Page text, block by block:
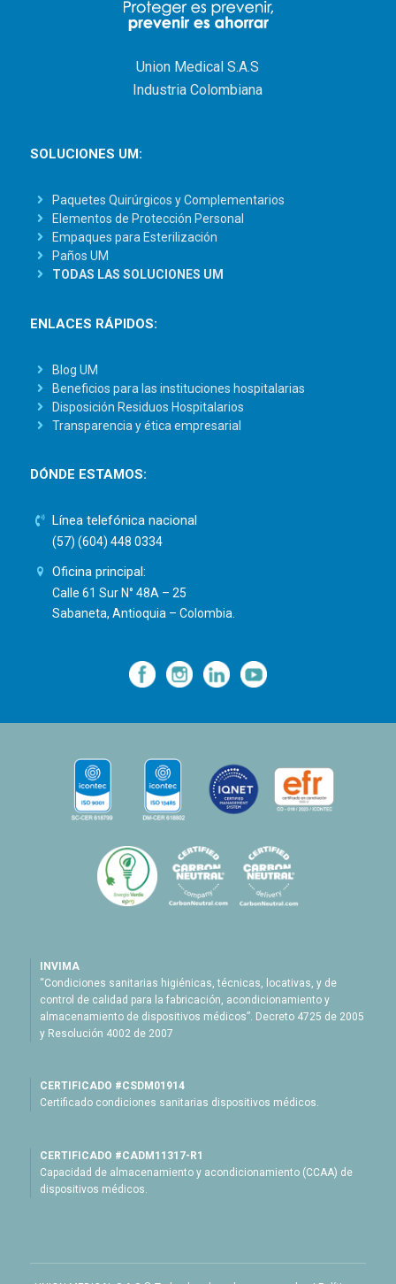
Union Medical S.A.S
Industria Colombiana
SOLUCIONES UM:
Paquetes Quirúrgicos y Complementarios
Elementos de Protección Personal
Empaques para Esterilización
Paños UM
TODAS LAS SOLUCIONES UM
ENLACES RÁPIDOS:
Blog UM
Beneficios para las instituciones hospitalarias
Disposición Residuos Hospitalarios
Transparencia y ética empresarial
DÓNDE ESTAMOS:
Línea telefónica nacional
(57) (604) 448 0334
Oficina principal:
Calle 61 Sur N° 48A – 25
Sabaneta, Antioquia – Colombia.
— — —
INVIMA
“Condiciones sanitarias higiénicas, técnicas, locativas, y de
control de calidad para la fabricación, acondicionamiento y
almacenamiento de dispositivos médicos”. Decreto 4725 de 2005
y Resolución 4002 de 2007
CERTIFICADO #CSDM01914
Certificado condiciones sanitarias dispositivos médicos.
CERTIFICADO #CADM11317-R1
Capacidad de almacenamiento y acondicionamiento (CCAA) de
dispositivos médicos.